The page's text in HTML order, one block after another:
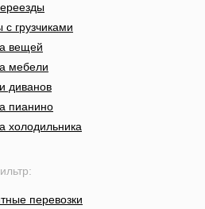
грузчиками
вещей
мебели
диванов
пианино
холодильника
перевозки